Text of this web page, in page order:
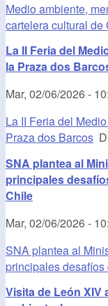
Medio ambiente,
cartelera cultural de
La II Feria del
la Praza dos
Mar, 02/06/2026 -
La II Feria del
Praza dos Barcos
SNA plantea al
principales
Chile
Mar, 02/06/2026 -
SNA plantea al
principales
Visita de León XIV